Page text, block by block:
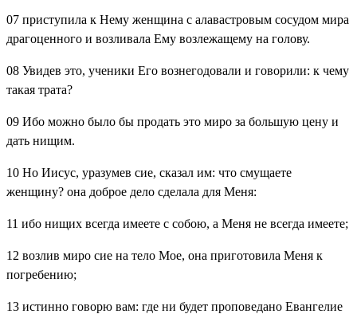
07 приступила к Нему женщина с алавастровым сосудом мира
драгоценного и возливала Ему возлежащему на голову.
08 Увидев это, ученики Его вознегодовали и говорили: к чему
такая трата?
09 Ибо можно было бы продать это миро за большую цену и
дать нищим.
10 Но Иисус, уразумев сие, сказал им: что смущаете
женщину? она доброе дело сделала для Меня:
11 ибо нищих всегда имеете с собою, а Меня не всегда имеете;
12 возлив миро сие на тело Мое, она приготовила Меня к
погребению;
13 истинно говорю вам: где ни будет проповедано Евангелие